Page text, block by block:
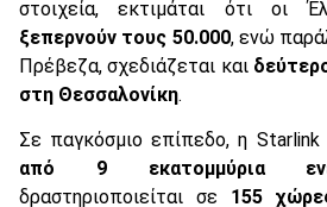
στοιχεία, εκτιμάται ότι οι
ξεπερνούν τους 50.000, ενώ
Πρέβεζα, σχεδιάζεται και
στη Θεσσαλονίκη.
Σε παγκόσμιο επίπεδο, η Starlink
από 9 εκατομμύρια
δραστηριοποιείται σε 155